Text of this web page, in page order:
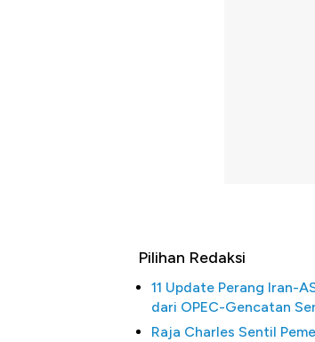
Pilihan Redaksi
11 Update Perang Iran-
dari OPEC-Gencatan
Raja Charles Sentil